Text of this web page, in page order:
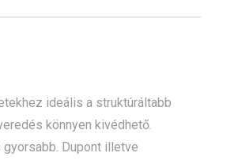
ideális a struktúráltabb
könnyen kivédhető.
Dupont illetve